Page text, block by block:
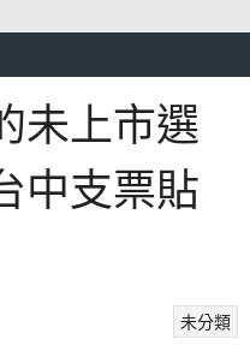
未上市選
中支票貼
未分類